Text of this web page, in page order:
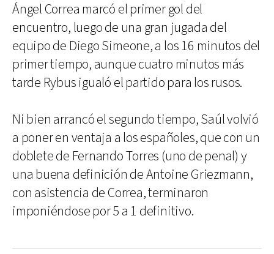
Ángel Correa marcó el primer gol del
encuentro, luego de una gran jugada del
equipo de Diego Simeone, a los 16 minutos del
primer tiempo, aunque cuatro minutos más
tarde Rybus igualó el partido para los rusos.
Ni bien arrancó el segundo tiempo, Saúl volvió
a poner en ventaja a los españoles, que con un
doblete de Fernando Torres (uno de penal) y
una buena definición de Antoine Griezmann,
con asistencia de Correa, terminaron
imponiéndose por 5 a 1 definitivo.